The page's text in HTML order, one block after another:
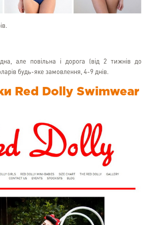
але повільна і дорога (від 2 тижнів до
будь-яке замовлення, 4-9 днів.
Red Dolly Swimwear